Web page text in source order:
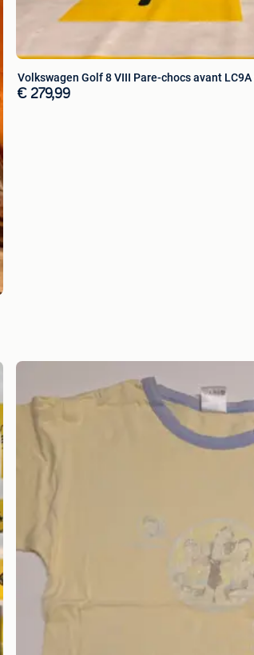
Volkswagen Golf 8 VIII Pare-chocs avant
€ 279,99